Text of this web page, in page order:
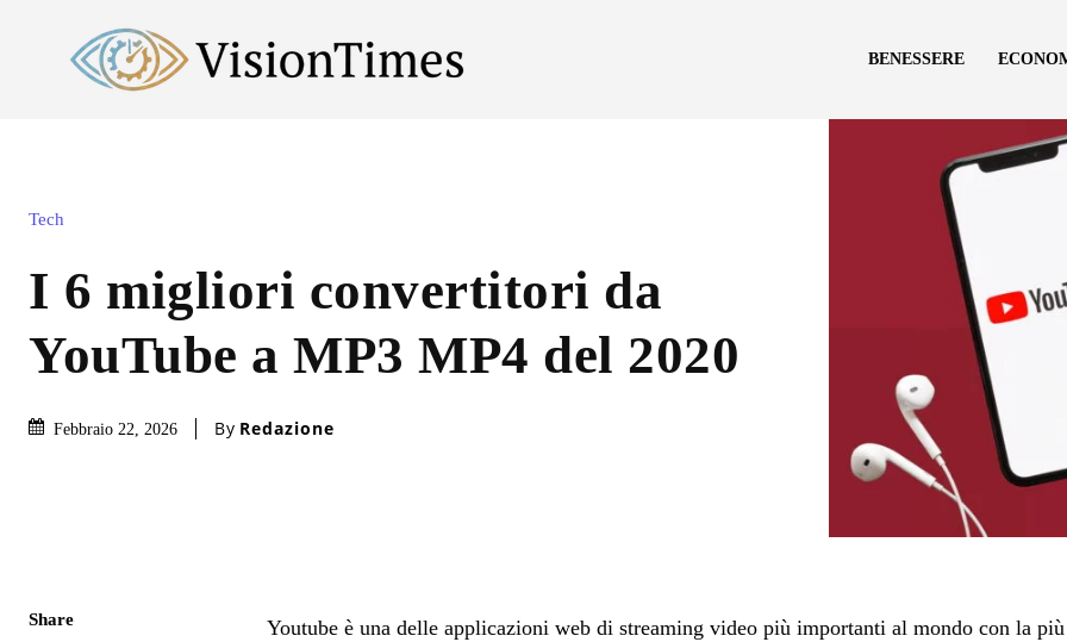
BENESSERE
Tech
I 6 migliori convertitori da
YouTube a MP3 MP4 del 2020
Febbraio 22, 2026 By Redazione
Share
Youtube è una delle applicazioni web di streaming video più importanti al mondo con la più